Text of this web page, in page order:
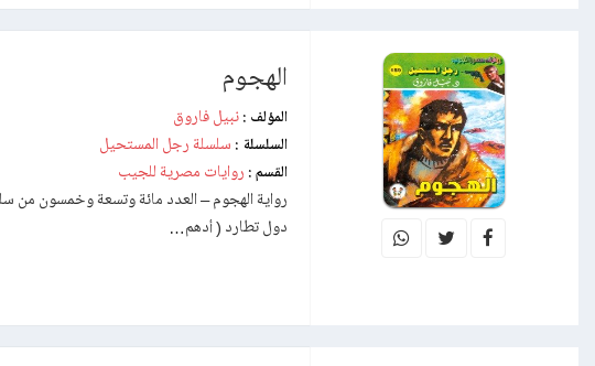
الهجوم
المؤلف :نبيل فاروق
السلسلة : سلسلة رجل المستحيل
القسم : روايات مصرية للجيب
دول تطارد ( أدهم…